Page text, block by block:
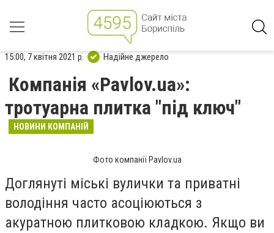
15:00, 7 квітня 2021 р. Надійне джерело
Компанія «Pavlov.ua»:
тротуарна плитка "під ключ"
НОВИНИ КОМПАНІЙ
Фото компанії Pavlov.ua
Доглянуті міські вулички та приватні
володіння часто асоціюються з
акуратною плитковою кладкою. Якщо ви